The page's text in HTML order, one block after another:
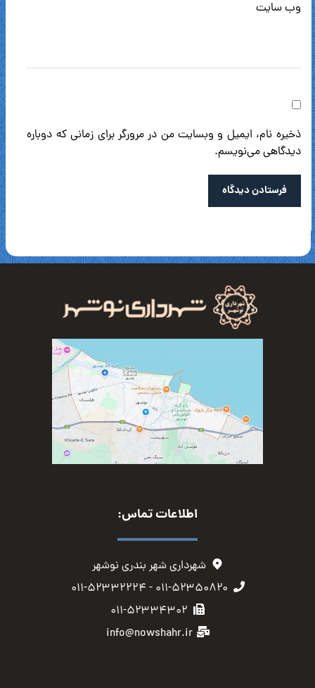
وب‌ سایت
ذخیره نام، ایمیل و وبسایت من در مرورگر برای زمانی که دوباره
دیدگاهی می‌نویسم.
فرستادن دیدگاه
اطلاعات تماس:
شهرداری شهر بندری نوشهر
۰۱۱-۵۲۳۵۰۸۲۰ - ۰۱۱-۵۲۳۳۲۲۲۴
۰۱۱-۵۲۳۳۴۳۰۲
info@nowshahr.ir